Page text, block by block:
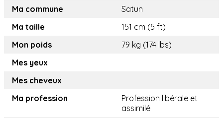
Ma commune
Satun
Ma taille
151 cm (5 ft)
Mon poids
79 kg (174 lbs)
Mes yeux
Mes cheveux
Ma profession
Profession libérale et
assimilé